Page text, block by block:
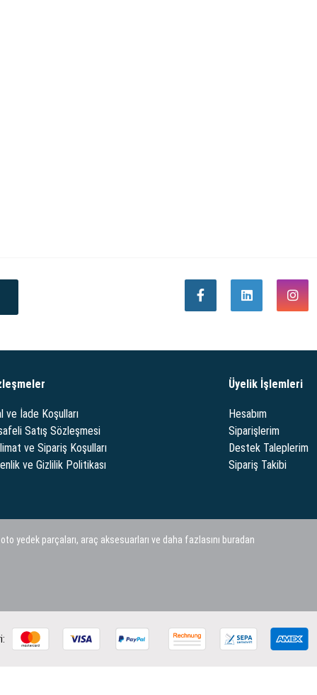
ve İade Koşulları
Satış Sözleşmesi
ve Sipariş Koşulları
ve Gizlilik Politikası
Üyelik İşlemleri
Hesabım
Siparişlerim
Destek Taleplerim
Sipariş Takibi
yedek parçaları, araç aksesuarları ve daha fazlasını buradan